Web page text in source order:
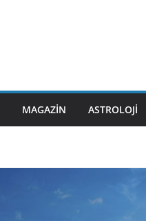
MAGAZIN ASTROLOJI